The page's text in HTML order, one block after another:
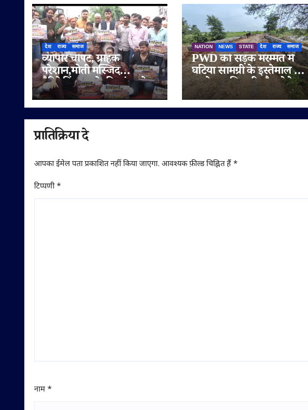
देश राज्य समाज
व्यापार चौपट, ग्राहक
परेशान,मोती मस्जिद
बैरिकेडिंग हटाने की मांग को
लेकर सड़क पर उतरे व्यापारी
NATION NEWS STATE देश राज्य समाज
PWD की सड़क मरम्मत में
घटिया सामग्री के इस्तेमाल के
आरोप, अधिकारी मौन; ठेकेदार
पर दोबारा गुणवत्ता से
समझौता करने का आरोप
प्रातिक्रिया दे
आपका ईमेल पता प्रकाशित नहीं किया जाएगा. आवश्यक फ़ील्ड चिह्नित हैं *
टिप्पणी*
नाम *